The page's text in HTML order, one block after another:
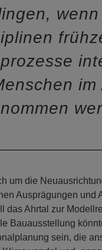
im
um die
Ausprägungen und
das Ahrtal zur
Bauausstellung
sein, die